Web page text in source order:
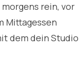
rein, vor
Mittagessen
dem dein Studio